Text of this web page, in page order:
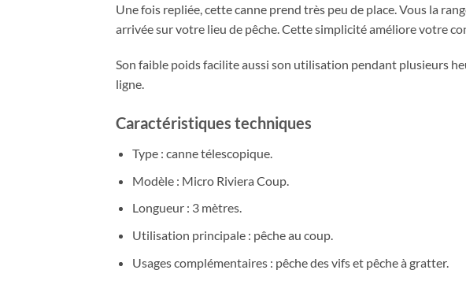
Une fois repliée, cette canne prend très peu de place. Vous la
arrivée sur votre lieu de pêche. Cette simplicité améliore votre
Son faible poids facilite aussi son utilisation pendant plusieurs
ligne.
Caractéristiques techniques
Type : canne télescopique.
Modèle : Micro Riviera Coup.
Longueur : 3 mètres.
Utilisation principale : pêche au coup.
Usages complémentaires : pêche des vifs et pêche à gratter.